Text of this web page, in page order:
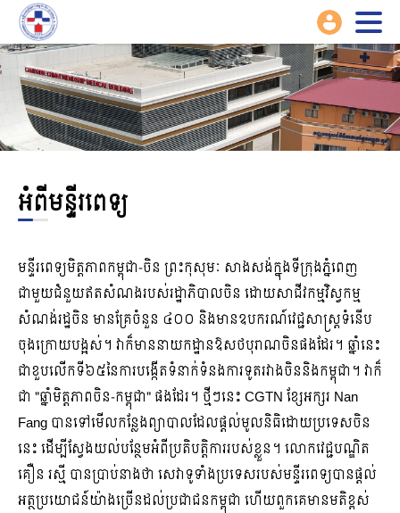
អំពីមន្ទីរពេទ្យ
មន្ទីរពេទ្យមិត្តភាពកម្ពុជា-ចិន ព្រះកុសុមៈ សាងសង់ក្នុងទីក្រុងភ្នំពេញ
ជាមួយជំនួយឥតសំណងរបស់រដ្ឋាភិបាលចិន ដោយសាជីវកម្មវិស្វកម្ម
សំណង់រដ្ឋចិន មានគ្រែចំនួន ៤០០ និងមានឧបករណ៍វេជ្ជសាស្ត្រទំនើប
ចុងក្រោយបង្អស់។ វាក៏មាននាយកដ្ឋានឱសថបុរាណចិនផងដែរ។ ឆ្នាំ​នេះ​
ជា​ខួប​លើក​ទី​៦៥​នៃ​ការ​បង្កើត​ទំនាក់ទំនង​ការទូត​រវាង​ចិន​និង​កម្ពុជា។ វាក៏
ជា "ឆ្នាំមិត្តភាពចិន-កម្ពុជា" ផងដែរ។ ថ្មីៗនេះ CGTN ខ្សែអក្សរ Nan
Fang បានទៅមើលកន្លែងព្យាបាលដែលផ្តល់មូលនិធិដោយប្រទេសចិន
នេះ ដើម្បីស្វែងយល់បន្ថែមអំពីប្រតិបត្តិការរបស់ខ្លួន។ លោកវេជ្ជបណ្ឌិត
គឿន រស្មី បានប្រាប់នាងថា សេវាទូទាំងប្រទេសរបស់មន្ទីរពេទ្យបានផ្តល់
អត្ថប្រយោជន៍យ៉ាងច្រើនដល់ប្រជាជនកម្ពុជា ហើយពួកគេមានមតិខ្ពស់